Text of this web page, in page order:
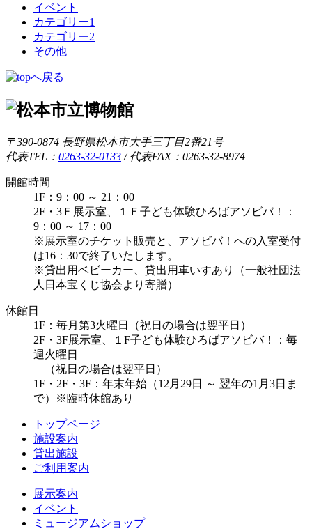
イベント
カテゴリー1
カテゴリー2
その他
〒390-0874 長野県松本市大手三丁目2番21号
代表TEL： 0263-32-0133 /代表FAX：0263-32-8974
開館時間
1F：9：00 ～ 21：00
2F・3Ｆ展示室、１Ｆ子ども体験ひろばアソビバ！：
9：00 ～ 17：00
※展示室のチケット販売と、アソビバ！への入室受付
は16：30で終了いたします。
※貸出用ベビーカー、貸出用車いすあり（一般社団法
人日本宝くじ協会より寄贈）
休館日
1F：毎月第3火曜日（祝日の場合は翌平日）
2F・3F展示室、１F子ども体験ひろばアソビバ！：毎
週火曜日
（祝日の場合は翌平日）
1F・2F・3F：年末年始（12月29日 ～ 翌年の1月3日ま
で）※臨時休館あり
トップページ
施設案内
貸出施設
ご利用案内
展示案内
イベント
ミュージアムショップ